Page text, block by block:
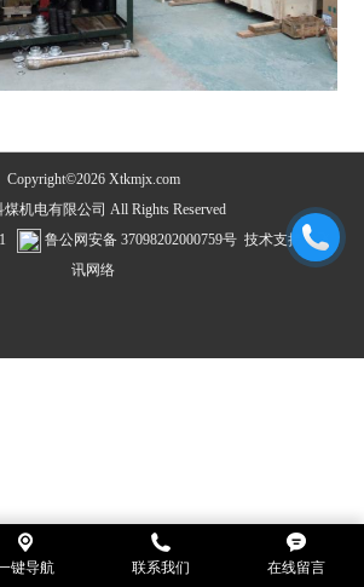
Copyright©2026 Xtkmjx.com
煤机电有限公司 All Rights Reserved
鲁公网安备 37098202000759号 技术支持：飞
讯网络
键导航 联系我们 在线留言